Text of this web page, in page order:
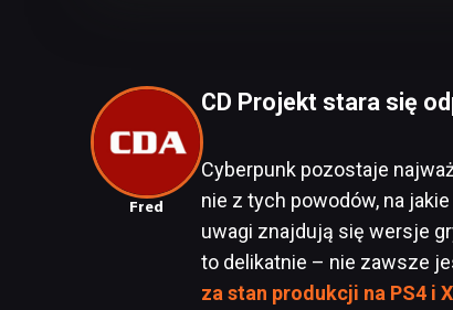
Fred
CD Projekt stara się
Cyberpunk pozostaje
nie z tych powodów, na
uwagi znajdują się wersje
to delikatnie – nie zawsze
za stan produkcji na PS4 i